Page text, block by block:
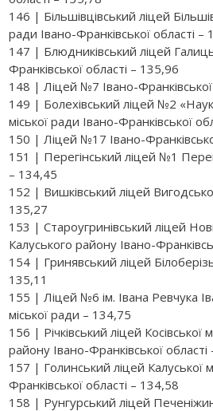
146 | Більшівцівський ліцей
ради Івано-Франківської області –
147 | Блюдниківський ліцей
Франківської області – 135,96
148 | Ліцей №7 Івано-
149 | Болехівський ліцей №2
міської ради Івано-Франківської
150 | Ліцей №17 Івано-
151 | Перегінський ліцей №1
– 134,45
152 | Вишківський ліцей
135,27
153 | Староугринівський ліцей
Калуського району Івано-
154 | Гринявський ліцей
135,11
155 | Ліцей №6 ім. Івана Ревчука
міської ради – 134,75
156 | Річківський ліцей Косівської
району Івано-Франківської
157 | Голинський ліцей Калуської
Франківської області – 134,58
158 | Рунгурський ліцей